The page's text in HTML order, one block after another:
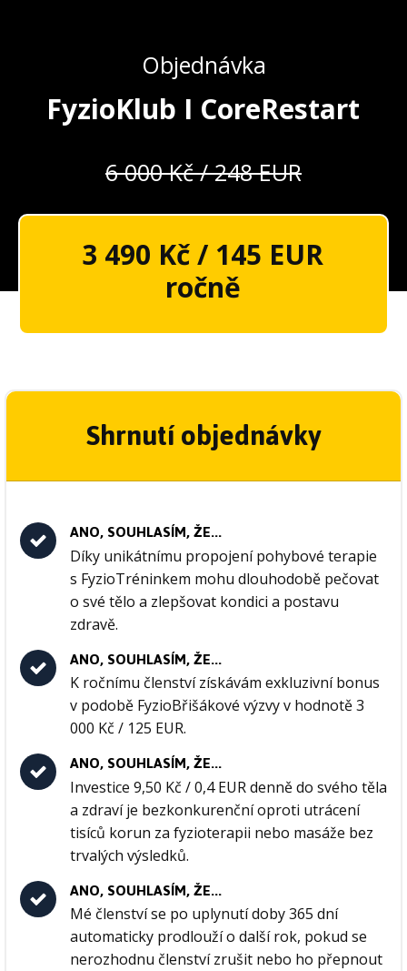
Objednávka
FyzioKlub I CoreRestart
6 000 Kč / 248 EUR
3 490 Kč / 145 EUR
ročně
Shrnutí objednávky
ANO, SOUHLASÍM, ŽE...
Díky unikátnímu propojení pohybové terapie
s FyzioTréninkem mohu dlouhodobě pečovat
o své tělo a zlepšovat kondici a postavu
zdravě.
ANO, SOUHLASÍM, ŽE...
K ročnímu členství získávám exkluzivní bonus
v podobě FyzioBřišákové výzvy v hodnotě 3
000 Kč / 125 EUR.
ANO, SOUHLASÍM, ŽE...
Investice 9,50 Kč / 0,4 EUR denně do svého těla
a zdraví je bezkonkurenční oproti utrácení
tisíců korun za fyzioterapii nebo masáže bez
trvalých výsledků.
ANO, SOUHLASÍM, ŽE...
Mé členství se po uplynutí doby 365 dní
automaticky prodlouží o další rok, pokud se
nerozhodnu členství zrušit nebo ho přepnout